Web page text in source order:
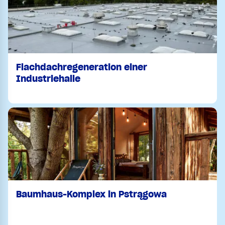
Flachdachregeneration einer
Industriehalle
Baumhaus-Komplex in Pstrągowa